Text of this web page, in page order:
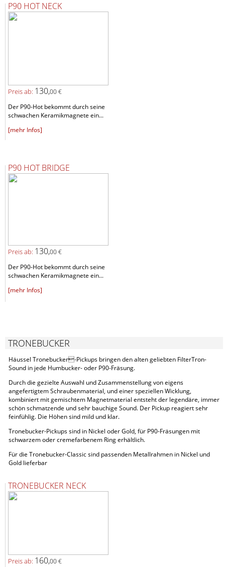
P90 HOT NECK
Preis ab: 130,00 €
Der P90-Hot bekommt durch seine
schwachen Keramikmagnete ein...
[mehr Infos]
P90 HOT BRIDGE
Preis ab: 130,00 €
Der P90-Hot bekommt durch seine
schwachen Keramikmagnete ein...
[mehr Infos]
TRONEBUCKER
Häussel Tronebucker-Pickups bringen den alten geliebten FilterTron-
Sound in jede Humbucker- oder P90-Fräsung.
Durch die gezielte Auswahl und Zusammenstellung von eigens
angefertigtem Schraubenmaterial, und einer speziellen Wicklung,
kombiniert mit gemischtem Magnetmaterial entsteht der legendäre, immer
schön schmatzende und sehr bauchige Sound. Der Pickup reagiert sehr
feinfühlig. Die Höhen sind mild und klar.
Tronebucker-Pickups sind in Nickel oder Gold, für P90-Fräsungen mit
schwarzem oder cremefarbenem Ring erhältlich.
Für die Tronebucker-Classic sind passenden Metallrahmen in Nickel und
Gold lieferbar
TRONEBUCKER NECK
Preis ab: 160,00 €